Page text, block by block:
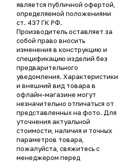
является публичной офертой,
определяемой положениями
ст. 437 ГК РФ.
Производитель оставляет за
собой право вносить
изменения в конструкцию и
спецификацию изделий без
предварительного
уведомления. Характеристики
и внешний вид товара в
офлайн-магазине могут
незначительно отличаться от
представленных на фото. Для
уточнения актуальной
стоимости, наличия и точных
параметров товара,
пожалуйста, свяжитесь с
менеджером перед